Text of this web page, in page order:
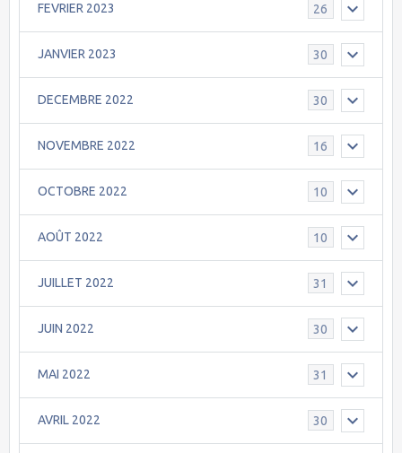
FEVRIER 2023 26
JANVIER 2023 30
DECEMBRE 2022 30
NOVEMBRE 2022 16
OCTOBRE 2022 10
AOÛT 2022 10
JUILLET 2022 31
JUIN 2022 30
MAI 2022 31
AVRIL 2022 30